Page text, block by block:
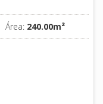
Área: 240.00m²